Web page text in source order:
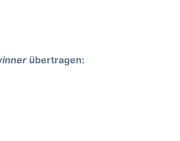
übertragen: